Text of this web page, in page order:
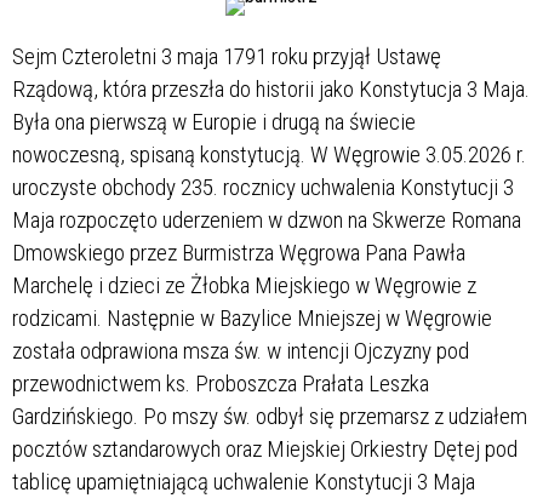
Sejm Czteroletni 3 maja 1791 roku przyjął Ustawę
Rządową, która przeszła do historii jako Konstytucja 3 Maja.
Była ona pierwszą w Europie i drugą na świecie
nowoczesną, spisaną konstytucją. W Węgrowie 3.05.2026 r.
uroczyste obchody 235. rocznicy uchwalenia Konstytucji 3
Maja rozpoczęto uderzeniem w dzwon na Skwerze Romana
Dmowskiego przez Burmistrza Węgrowa Pana Pawła
Marchelę i dzieci ze Żłobka Miejskiego w Węgrowie z
rodzicami. Następnie w Bazylice Mniejszej w Węgrowie
została odprawiona msza św. w intencji Ojczyzny pod
przewodnictwem ks. Proboszcza Prałata Leszka
Gardzińskiego. Po mszy św. odbył się przemarsz z udziałem
pocztów sztandarowych oraz Miejskiej Orkiestry Dętej pod
tablicę upamiętniającą uchwalenie Konstytucji 3 Maja